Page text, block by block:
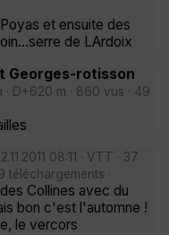
et ensuite des
de LArdoix
Georges-rotisson
· D+620 m · 860 vus · 49
08:11 · VTT · 37
téléchargements ·
Collines avec du
bon c'est l'automne !
le vercors